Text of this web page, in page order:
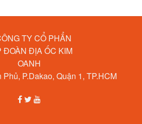
P.Dakao, Quận 1, TP.HCM